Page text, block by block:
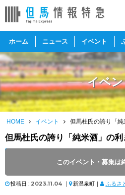
ホーム ニュース イベント
イベ
HOME イベント 但馬杜氏の誇り「
但馬杜氏の誇り「純米酒」の利
このイベント・募集は
開催時間 : 15:30 ～ 17:00
投稿日 : 2023.11.04 ｜ 新温泉町｜ ふるさ